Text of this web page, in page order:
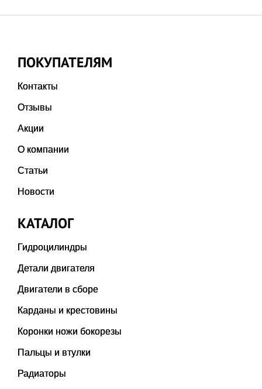
ПОКУПАТЕЛЯМ
Контакты
Отзывы
Акции
О компании
Статьи
Новости
КАТАЛОГ
Гидроцилиндры
Детали двигателя
Двигатели в сборе
Карданы и крестовины
Коронки ножи бокорезы
Пальцы и втулки
Радиаторы